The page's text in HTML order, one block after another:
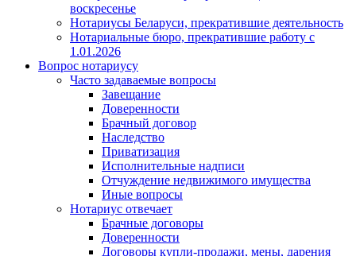
воскресенье
Нотариусы Беларуси, прекратившие деятельность
Нотариальные бюро, прекратившие работу с
1.01.2026
Вопрос нотариусу
Часто задаваемые вопросы
Завещание
Доверенности
Брачный договор
Наследство
Приватизация
Исполнительные надписи
Отчуждение недвижимого имущества
Иные вопросы
Нотариус отвечает
Брачные договоры
Доверенности
Договоры купли-продажи, мены, дарения